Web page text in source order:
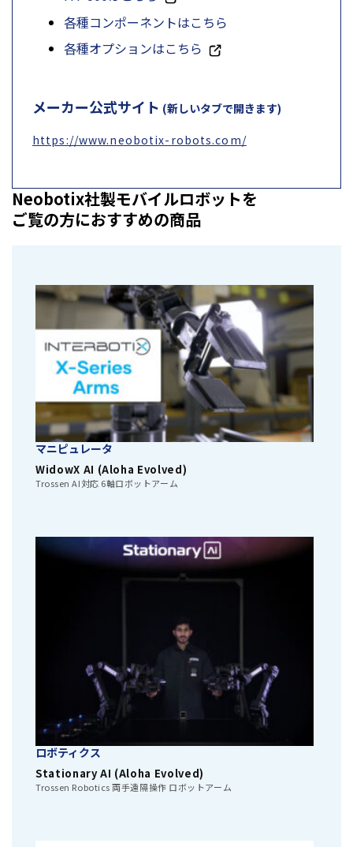
各種コンポーネントはこちら
各種オプションはこちら
メーカー公式サイト (新しいタブで開きます)
https://www.neobotix-robots.com/
Neobotix社製モバイルロボットを
ご覧の方におすすめの商品
マニピュレータ
WidowX AI (Aloha Evolved)
Trossen AI対応 6軸ロボットアーム
ロボティクス
Stationary AI (Aloha Evolved)
Trossen Robotics 両手遠隔操作 ロボットアーム